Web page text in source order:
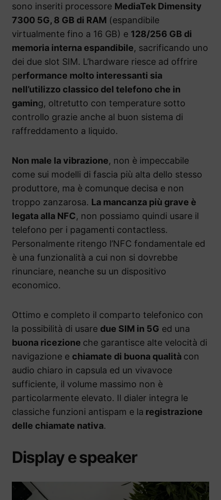
sono inseriti processore MediaTek Dimensity
7300 5G, 8 GB di RAM (espandibile
virtualmente fino a 16 GB) e 128/256 GB di
memoria interna espandibile, sacrificando uno
dei due slot SIM. L’hardware riesce ad offrire
performance molto interessanti sia
nell’utilizzo classico del telefono che in
gaming, oltretutto con temperature sotto
controllo grazie anche al buon sistema di
raffreddamento a liquido.
Non male la vibrazione, non è impeccabile
come sui modelli di fascia più alta dello stesso
produttore, ma è comunque decisa e non
troppo zanzarosa. La mancanza più grave è
legata alla NFC, non possiamo quindi usare il
telefono per i pagamenti contactless.
Personalmente ritengo l’NFC fondamentale ed
è una funzionalità a cui non si dovrebbe
rinunciare, neanche su un dispositivo
economico.
Ottimo e completo il comparto telefonico con
la possibilità di usare due SIM in 5G ed una
buona ricezione che garantisce alte velocità di
navigazione e chiamate di buona qualità con
audio chiaro in capsula ed un vivavoce
sufficiente, il volume massimo non è
particolarmente elevato. Il dialer integra le
classiche funzioni antispam e la registrazione
delle chiamate nativa.
Display e speaker